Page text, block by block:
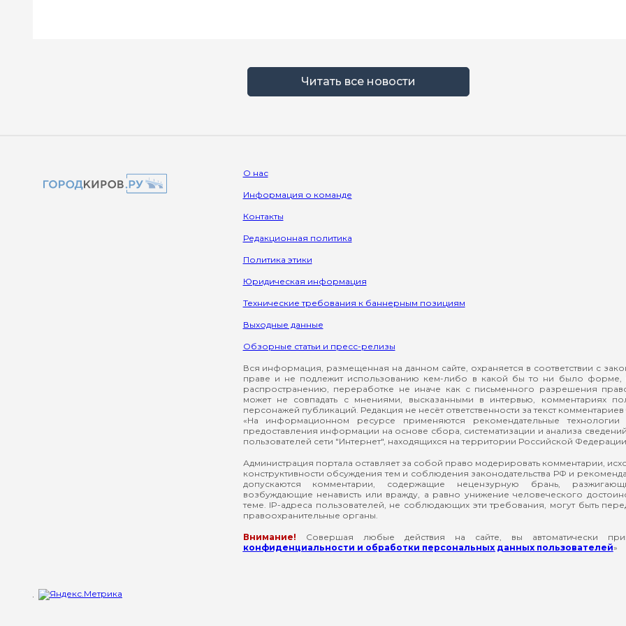
Читать все новости
О нас
Информация о команде
Контакты
Редакционная политика
Политика этики
Юридическая информация
Технические требования к баннерным позициям
Выходные данные
Обзорные статьи и пресс-релизы
Вся информация, размещенная на данном сайте, охраняется в соответствии с
праве и не подлежит использованию кем-либо в какой бы то ни было форме,
распространению, переработке не иначе как с письменного разрешения
может не совпадать с мнениями, высказанными в интервью, комментариях
персонажей публикаций. Редакция не несёт ответственности за текст комментариев
«На информационном ресурсе применяются рекомендательные технологии
предоставления информации на основе сбора, систематизации и анализа
пользователей сети "Интернет", находящихся на территории Российской
Администрация портала оставляет за собой право модерировать комментарии,
конструктивности обсуждения тем и соблюдения законодательства РФ и
допускаются комментарии, содержащие нецензурную брань,
возбуждающие ненависть или вражду, а равно унижение человеческого
теме. IP-адреса пользователей, не соблюдающих эти требования, могут быть
правоохранительные органы.
Внимание! Совершая любые действия на сайте, вы автоматически
конфиденциальности и обработки персональных данных пользователей»